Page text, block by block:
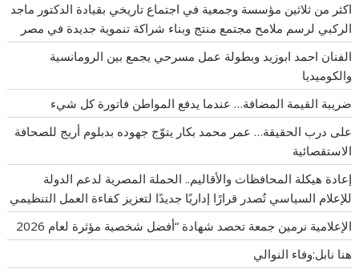
اكثر من ثلاثين مؤسسة وجمعية في اجتماع تاريخي بقيادة الدكتور ماجد
الركبي لرسم ملامح مجتمع منتج وبناء شراكة تنموية جديدة في مصر
الفنان احمد ابوزيد وبطولة عمل مسرحي يجمع بين الرومانسية
والكوميديا
ضريبة القيمة المضافة… عندما يدفع المواطن فاتورة كل شيء
على درب الحقيقة… عمر محمد بكار يتوّج جهوده بدبلوم أريج للصحافة
الاستقصائية
إعادة هيكلة المحافظات والأقاليم.. الحملة المصرية لدعم الدولة
للإعلام السياسي تُصدر قرارًا إداريًا جديدًا لتعزيز كفاءة العمل التنظيمي
الإعلامية نرمين جمعة تحصد شهادة “أفضل شخصية مؤثرة لعام 2026
هنا نابل:وفاء النوالي